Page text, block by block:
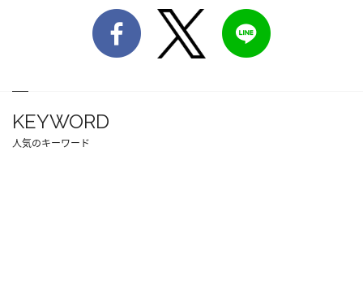
KEYWORD
人気のキーワード